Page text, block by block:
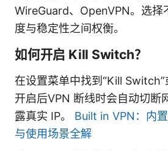
WireGuard、OpenVPN。选择
度与稳定性之间权衡。
如何开启 Kill Switch？
在设置菜单中找到“Kill Switch”
开启后VPN 断线时会自动切断
露真实 IP。 Built in VPN：内
与使用场景全解